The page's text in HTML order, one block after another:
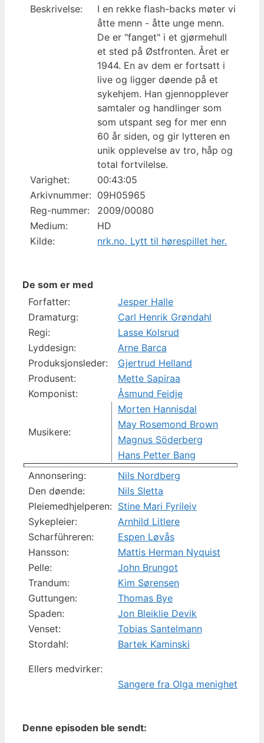
Beskrivelse:
I en rekke flash-backs møter vi
åtte menn - åtte unge menn.
De er "fanget" i et gjørmehull
et sted på Østfronten. Året er
1944. En av dem er fortsatt i
live og ligger døende på et
sykehjem. Han gjennopplever
samtaler og handlinger som
som utspant seg for mer enn
60 år siden, og gir lytteren en
unik opplevelse av tro, håp og
total fortvilelse.
Varighet:
00:43:05
Arkivnummer: 09H05965
Reg-nummer:
2009/00080
Medium:
HD
Kilde:
nrk.no. Lytt til hørespillet her.
De som er med
Forfatter:
Jesper Halle
Dramaturg:
Carl Henrik Grøndahl
Regi:
Lasse Kolsrud
Lyddesign:
Arne Barca
Produksjonsleder:
Gjertrud Helland
Produsent:
Mette Sapiraa
Komponist:
Åsmund Feidje
Musikere:
Morten Hannisdal
May Rosemond Brown
Magnus Söderberg
Hans Petter Bang
Annonsering:
Nils Nordberg
Den døende:
Nils Sletta
Pleiemedhjelperen: Stine Mari Fyrileiv
Sykepleier:
Arnhild Litlere
Scharführeren:
Espen Løvås
Hansson:
Mattis Herman Nyquist
Pelle:
John Brungot
Trandum:
Kim Sørensen
Guttungen:
Thomas Bye
Spaden:
Jon Bleiklie Devik
Venset:
Tobias Santelmann
Stordahl:
Bartek Kaminski
Ellers medvirker:
Sangere fra Olga menighet
Denne episoden ble sendt: